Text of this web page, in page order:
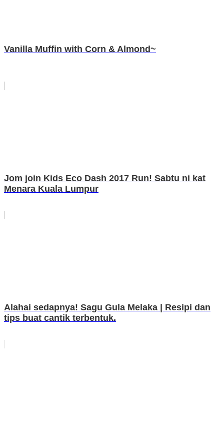
Vanilla Muffin with Corn & Almond~
Jom join Kids Eco Dash 2017 Run! Sabtu ni kat
Menara Kuala Lumpur
Alahai sedapnya! Sagu Gula Melaka | Resipi dan
tips buat cantik terbentuk.